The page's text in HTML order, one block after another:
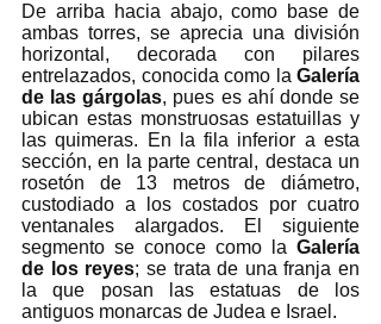
De arriba hacia abajo, como base de
ambas torres, se aprecia una división
horizontal, decorada con pilares
entrelazados, conocida como la Galería
de las gárgolas, pues es ahí donde se
ubican estas monstruosas estatuillas y
las quimeras. En la fila inferior a esta
sección, en la parte central, destaca un
rosetón de 13 metros de diámetro,
custodiado a los costados por cuatro
ventanales alargados. El siguiente
segmento se conoce como la Galería
de los reyes; se trata de una franja en
la que posan las estatuas de los
antiguos monarcas de Judea e Israel.